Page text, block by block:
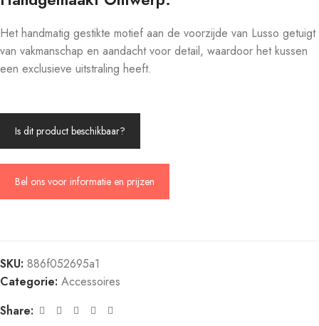
Het handmatig gestikte motief aan de voorzijde van Lusso getuigt
van vakmanschap en aandacht voor detail, waardoor het kussen
een exclusieve uitstraling heeft.
Is dit product beschikbaar?
Bel ons voor informatie en prijzen
SKU: 886f052695a1
Categorie: Accessoires
Share: